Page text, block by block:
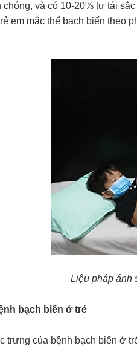
chóng, và có 10-20% tự tái
em mắc thể bạch biến theo
Liệu pháp ánh
bạch biến ở trẻ
trưng của bệnh bạch biến ở